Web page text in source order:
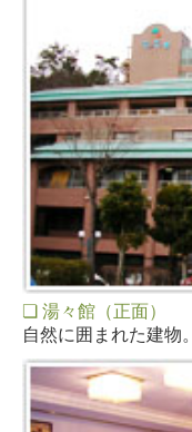
❏ 湯々館（正面）
自然に囲まれた建物。